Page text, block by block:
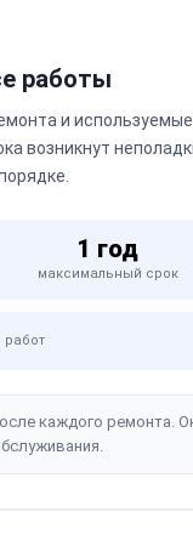
работы
и используемые
возникнут
1 год
максимальный срок
работ
каждого ремонта.